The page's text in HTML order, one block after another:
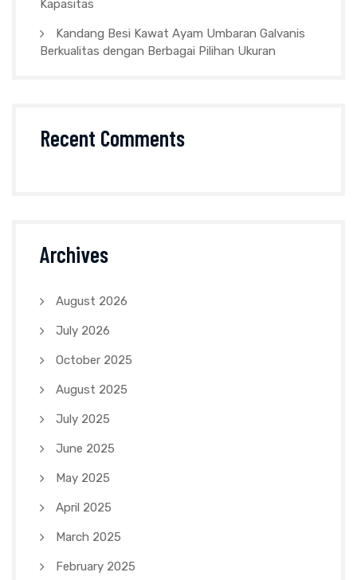
Kapasitas
Kandang Besi Kawat Ayam Umbaran Galvanis
Berkualitas dengan Berbagai Pilihan Ukuran
Recent Comments
Archives
August 2026
July 2026
October 2025
August 2025
July 2025
June 2025
May 2025
April 2025
March 2025
February 2025